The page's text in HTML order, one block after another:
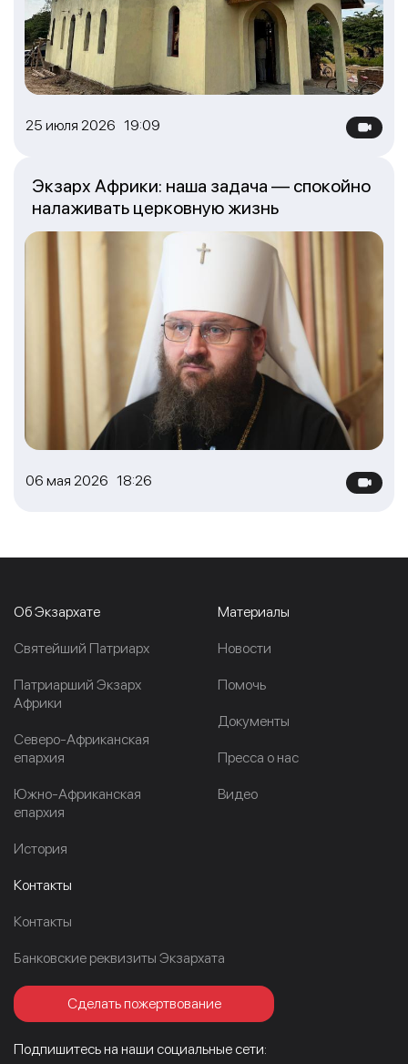
25 июля 2026 19:09
06 мая 2026 18:26
Экзарх Африки: наша задача — спокойно
налаживать церковную жизнь
Об Экзархате
Cвятейший Патриарх
Патриарший Экзарх
Африки
Северо-Африканская
епархия
Южно-Африканская
епархия
История
Материалы
Новости
Помочь
Документы
Пресса о нас
Видео
Контакты
Контакты
Банковские реквизиты Экзархата
Сделать пожертвование
Подпишитесь на наши социальные сети: